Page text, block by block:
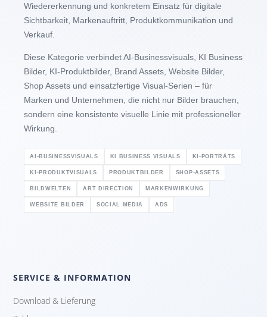
Wiedererkennung und konkretem Einsatz für digitale
Sichtbarkeit, Markenauftritt, Produktkommunikation und
Verkauf.
Diese Kategorie verbindet AI-Businessvisuals, KI Business
Bilder, KI-Produktbilder, Brand Assets, Website Bilder,
Shop Assets und einsatzfertige Visual-Serien – für
Marken und Unternehmen, die nicht nur Bilder brauchen,
sondern eine konsistente visuelle Linie mit professioneller
Wirkung.
AI-BUSINESSVISUALS KI BUSINESS VISUALS KI-PORTRÄTS
KI-PRODUKTVISUALS PRODUKTBILDER SHOP-ASSETS
BILDWELTEN ART DIRECTION MARKENWIRKUNG
WEBSITE BILDER SOCIAL MEDIA ADS
SERVICE & INFORMATION
Download & Lieferung